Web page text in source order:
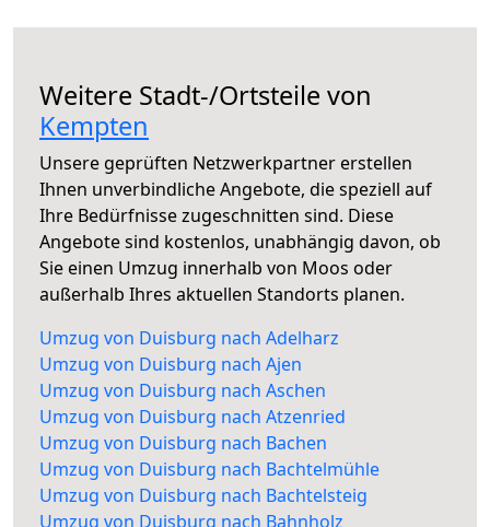
Weitere Stadt-/Ortsteile von
Kempten
Unsere geprüften Netzwerkpartner erstellen
Ihnen unverbindliche Angebote, die speziell auf
Ihre Bedürfnisse zugeschnitten sind. Diese
Angebote sind kostenlos, unabhängig davon, ob
Sie einen Umzug innerhalb von Moos oder
außerhalb Ihres aktuellen Standorts planen.
Umzug von Duisburg nach Adelharz
Umzug von Duisburg nach Ajen
Umzug von Duisburg nach Aschen
Umzug von Duisburg nach Atzenried
Umzug von Duisburg nach Bachen
Umzug von Duisburg nach Bachtelmühle
Umzug von Duisburg nach Bachtelsteig
Umzug von Duisburg nach Bahnholz